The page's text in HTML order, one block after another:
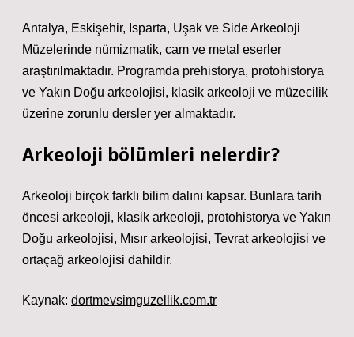
Antalya, Eskişehir, Isparta, Uşak ve Side Arkeoloji
Müzelerinde nümizmatik, cam ve metal eserler
araştırılmaktadır. Programda prehistorya, protohistorya
ve Yakın Doğu arkeolojisi, klasik arkeoloji ve müzecilik
üzerine zorunlu dersler yer almaktadır.
Arkeoloji bölümleri nelerdir?
Arkeoloji birçok farklı bilim dalını kapsar. Bunlara tarih
öncesi arkeoloji, klasik arkeoloji, protohistorya ve Yakın
Doğu arkeolojisi, Mısır arkeolojisi, Tevrat arkeolojisi ve
ortaçağ arkeolojisi dahildir.
Kaynak: dortmevsimguzellik.com.tr